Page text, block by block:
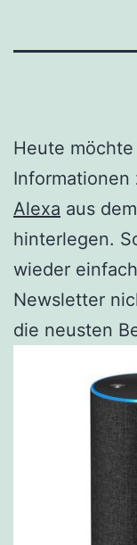
Heute
Alexa aus
hinterlegen.
wieder
Newsletter
die neusten